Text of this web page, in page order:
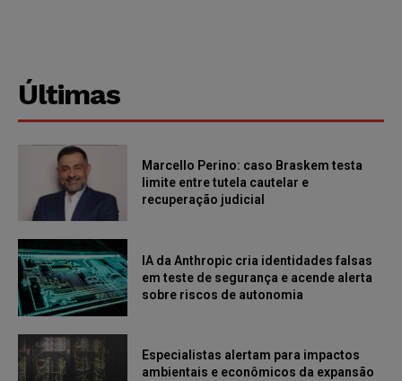
Últimas
Marcello Perino: caso Braskem testa
limite entre tutela cautelar e
recuperação judicial
IA da Anthropic cria identidades falsas
em teste de segurança e acende alerta
sobre riscos de autonomia
Especialistas alertam para impactos
ambientais e econômicos da expansão